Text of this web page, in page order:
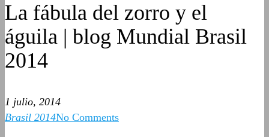
La fábula del zorro y el
águila | blog Mundial Brasil
2014
1 julio, 2014
Brasil 2014No Comments